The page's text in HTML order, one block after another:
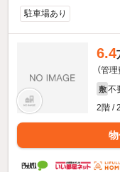
駐車場あり
6.4
（管
敷 不
2階 /